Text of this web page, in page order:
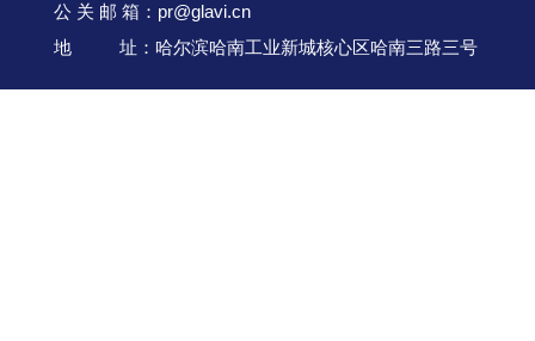
公 关 邮 箱：pr@glavi.cn
地 址：哈尔滨哈南工业新城核心区哈南三路三号